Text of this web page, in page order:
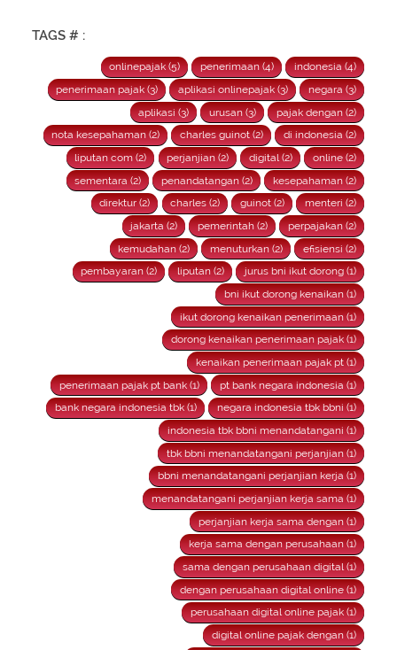
TAGS # :
onlinepajak (5) penerimaan (4)
indonesia (4)
penerimaan pajak (3)
aplikasi onlinepajak (3)
negara (3)
aplikasi (3)
urusan (3)
pajak dengan (2)
nota kesepahaman (2)
charles guinot (2)
di indonesia (2)
liputan com (2)
perjanjian (2) digital (2)
online (2)
sementara (2)
penandatangan (2)
kesepahaman (2)
direktur (2)
charles (2) guinot (2)
menteri (2)
jakarta (2)
pemerintah (2)
perpajakan (2)
kemudahan (2)
menuturkan (2)
efisiensi (2)
pembayaran (2)
liputan (2)
jurus bni ikut dorong (1)
bni ikut dorong kenaikan (1)
ikut dorong kenaikan penerimaan (1)
dorong kenaikan penerimaan pajak (1)
kenaikan penerimaan pajak pt (1)
penerimaan pajak pt bank (1)
pt bank negara indonesia (1)
bank negara indonesia tbk (1)
negara indonesia tbk bbni (1)
indonesia tbk bbni menandatangani (1)
tbk bbni menandatangani perjanjian (1)
bbni menandatangani perjanjian kerja (1)
menandatangani perjanjian kerja sama (1)
perjanjian kerja sama dengan (1)
kerja sama dengan perusahaan (1)
sama dengan perusahaan digital (1)
dengan perusahaan digital online (1)
perusahaan digital online pajak (1)
digital online pajak dengan (1)